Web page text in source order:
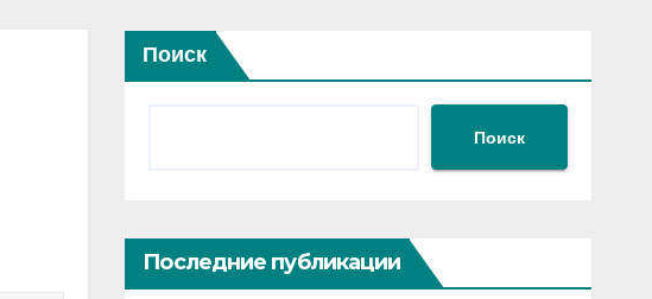
Поиск
Поиск
Последние публикации